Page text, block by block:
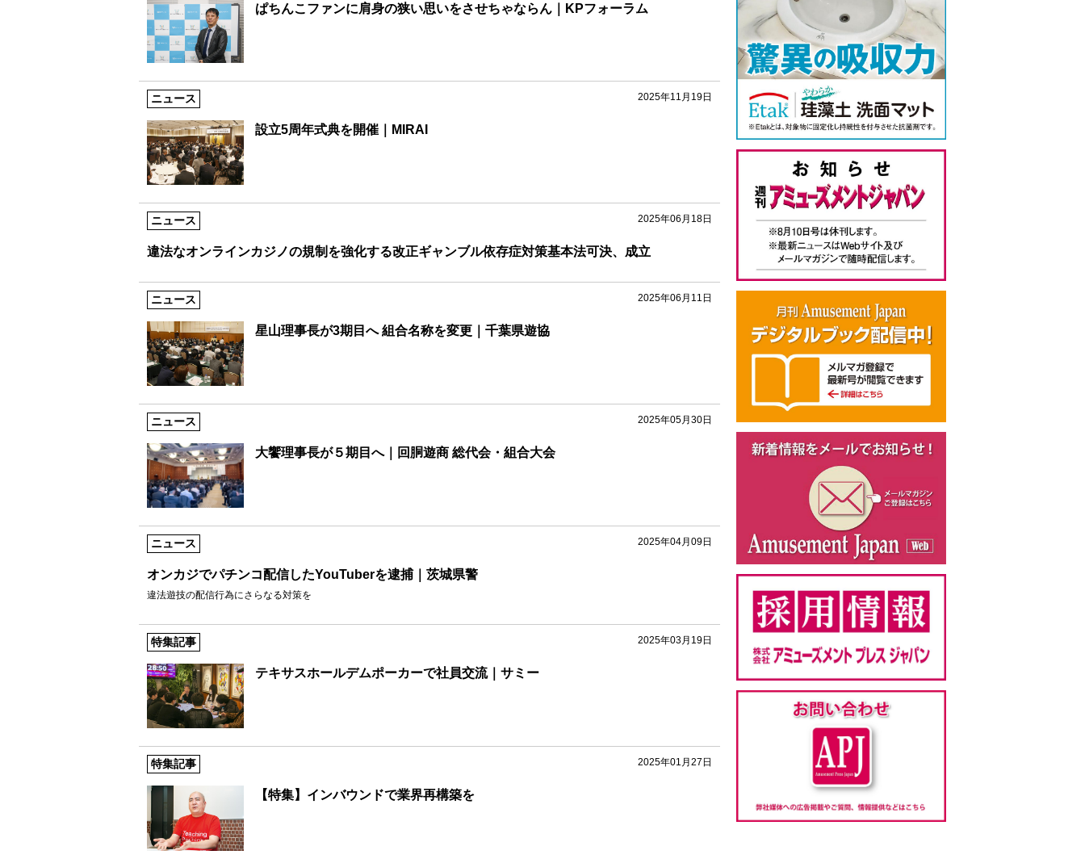
ぱちんこファンに肩身の狭い思いをさせちゃならん｜KPフォーラム
2025年11月19日
ニュース
設立5周年式典を開催｜MIRAI
2025年06月18日
ニュース
違法なオンラインカジノの規制を強化する改正ギャンブル依存症対策基本法可決、成立
2025年06月11日
ニュース
星山理事長が3期目へ 組合名称を変更｜千葉県遊協
2025年05月30日
ニュース
大饗理事長が５期目へ｜回胴遊商 総代会・組合大会
2025年04月09日
ニュース
オンカジでパチンコ配信したYouTuberを逮捕｜茨城県警
違法遊技の配信行為にさらなる対策を
2025年03月19日
特集記事
テキサスホールデムポーカーで社員交流｜サミー
2025年01月27日
特集記事
【特集】インバウンドで業界再構築を